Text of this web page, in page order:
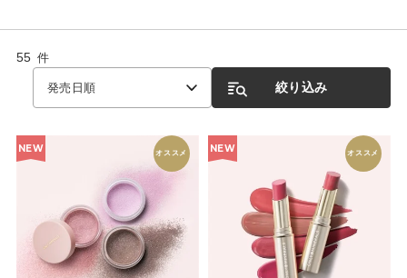
55 件
発売日順 絞り込み
NEW オススメ NEW オススメ